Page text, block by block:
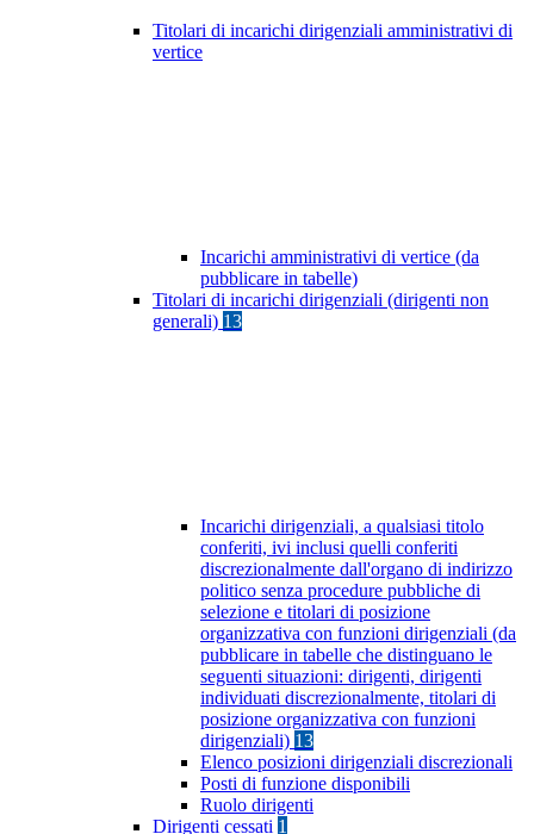
Titolari di incarichi dirigenziali amministrativi di
vertice
Incarichi amministrativi di vertice (da
pubblicare in tabelle)
Titolari di incarichi dirigenziali (dirigenti non
generali) 13
Incarichi dirigenziali, a qualsiasi titolo
conferiti, ivi inclusi quelli conferiti
discrezionalmente dall'organo di indirizzo
politico senza procedure pubbliche di
selezione e titolari di posizione
organizzativa con funzioni dirigenziali (da
pubblicare in tabelle che distinguano le
seguenti situazioni: dirigenti, dirigenti
individuati discrezionalmente, titolari di
posizione organizzativa con funzioni
dirigenziali) 13
Elenco posizioni dirigenziali discrezionali
Posti di funzione disponibili
Ruolo dirigenti
Dirigenti cessati 1